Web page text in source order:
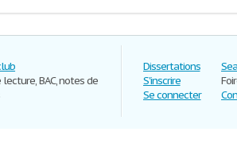
BAC, notes de
Dissertations
S'inscrire
Se connecter